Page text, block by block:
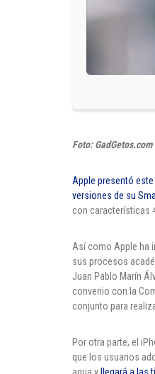
Foto: GadGetos.com
Apple presentó
versiones de su
con características
Así como Apple ha
sus procesos
Juan Pablo Marín
convenio con la
conjunto para
Por otra parte, el
que los usuarios